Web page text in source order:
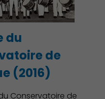
Économie Commerce
du
de
(2016)
Conservatoire de